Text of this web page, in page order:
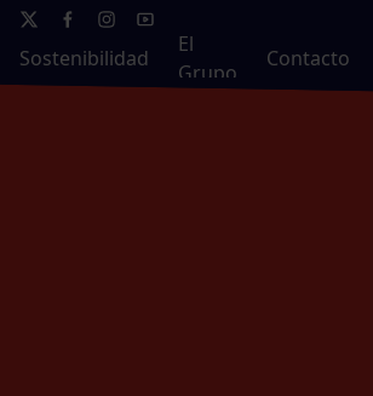
Sostenibilidad
El
Grupo
Contacto